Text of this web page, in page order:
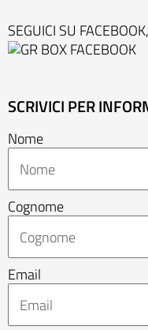
SEGUICI SU
SCRIVICI PER
Nome
Cognome
Email